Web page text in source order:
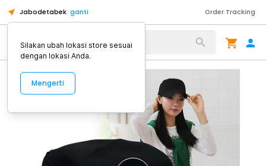
Jabodetabek ganti Order Tracking
Alat Kopi
Silakan ubah lokasi store sesuai
dengan lokasi Anda.
Mengerti